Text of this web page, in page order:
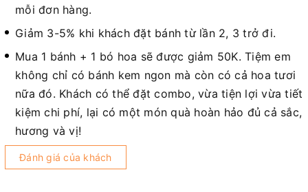
mỗi đơn hàng.
Giảm 3-5% khi khách đặt bánh từ lần 2, 3 trở đi.
Mua 1 bánh + 1 bó hoa sẽ được giảm 50K. Tiệm em
không chỉ có bánh kem ngon mà còn có cả hoa tươi
nữa đó. Khách có thể đặt combo, vừa tiện lợi vừa tiết
kiệm chi phí, lại có một món quà hoàn hảo đủ cả sắc,
hương và vị!
Đánh giá của khách